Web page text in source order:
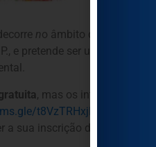
no âmbito do?
e pretende ser um
, mas os interessados
t8VzTRHxjFMfVjAX6
a sua inscrição deverá